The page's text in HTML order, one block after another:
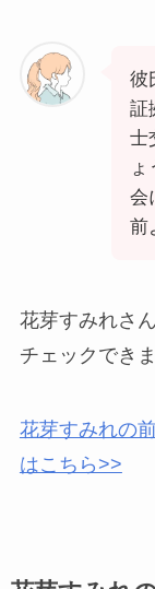
彼
証
士
会
前
花芽すみれさ
チェックできま
花芽すみれの
はこちら>>